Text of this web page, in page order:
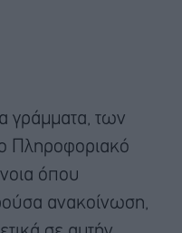
γράμματα, των
Πληροφοριακό
όπου
ανακοίνωση,